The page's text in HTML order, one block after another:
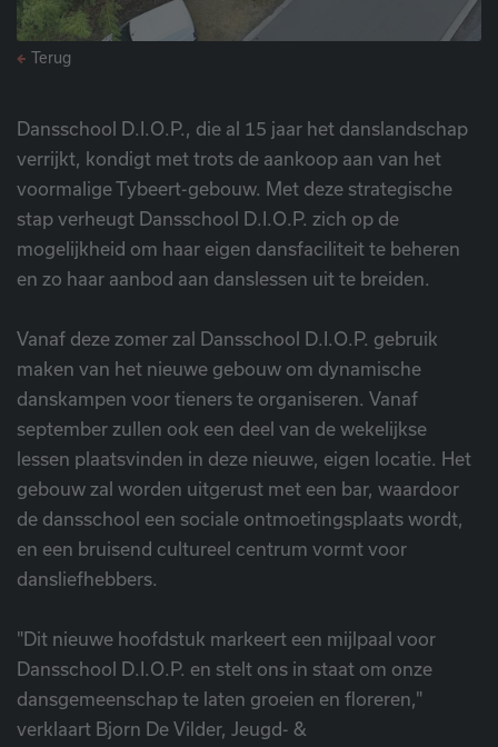
Terug
Dansschool D.I.O.P., die al 15 jaar het danslandschap
verrijkt, kondigt met trots de aankoop aan van het
voormalige Tybeert-gebouw. Met deze strategische
stap verheugt Dansschool D.I.O.P. zich op de
mogelijkheid om haar eigen dansfaciliteit te beheren
en zo haar aanbod aan danslessen uit te breiden.
Vanaf deze zomer zal Dansschool D.I.O.P. gebruik
maken van het nieuwe gebouw om dynamische
danskampen voor tieners te organiseren. Vanaf
september zullen ook een deel van de wekelijkse
lessen plaatsvinden in deze nieuwe, eigen locatie. Het
gebouw zal worden uitgerust met een bar, waardoor
de dansschool een sociale ontmoetingsplaats wordt,
en een bruisend cultureel centrum vormt voor
dansliefhebbers.
"Dit nieuwe hoofdstuk markeert een mijlpaal voor
Dansschool D.I.O.P. en stelt ons in staat om onze
dansgemeenschap te laten groeien en floreren,"
verklaart Bjorn De Vilder, Jeugd- &